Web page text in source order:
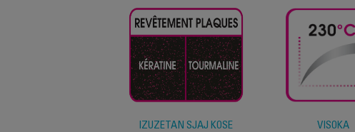
IZUZETAN SJAJ KOSE
VISOKA